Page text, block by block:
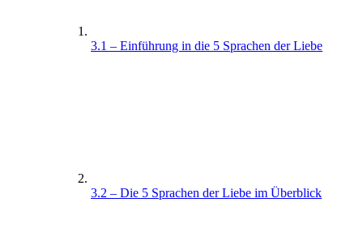
3.1 – Einführung in die 5 Sprachen der Liebe
3.2 – Die 5 Sprachen der Liebe im Überblick